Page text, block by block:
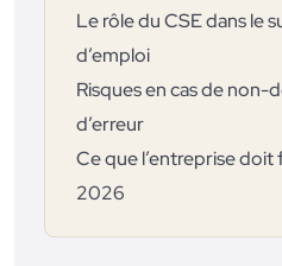
Le rôle du CSE dans le
d’emploi
Risques en cas de non-
d’erreur
Ce que l’entreprise doit
2026